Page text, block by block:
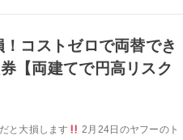
コストゼロで両替でき
【両建てで円高リスク
と大損します
2月24日のヤフーのト